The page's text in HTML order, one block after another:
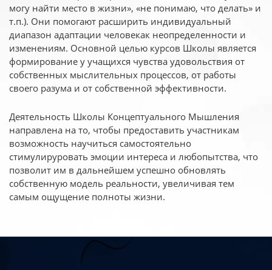
могу найти место в жизни», «не понимаю, что делать» и
т.п.). Они помогают расширить индивидуальный
диапазон адаптации человекак неопределенности и
изменениям. Основной целью курсов Школы является
формирование у учащихся чувства удовольствия от
собственных мыслительных процессов, от работы
своего разума и от собственной эффективности.
Деятельность Школы Концептуального Мышления
направлена на то, чтобы предоставить участникам
возможность научиться самостоятельно
стимулируровать эмоции интереса и любопытства, что
позволит им в дальнейшем успешно обновлять
собственную модель реальности, увеличивая тем
самым ощущение полноты жизни.